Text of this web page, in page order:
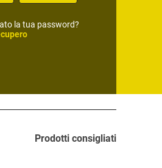
la tua password?
Prodotti consigliati